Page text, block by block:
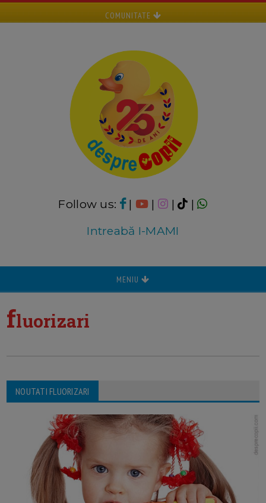
COMUNITATE
Follow us: | | |
|
Intreabă I-MAMI
MENIU
fluorizari
NOUTATI FLUORIZARI